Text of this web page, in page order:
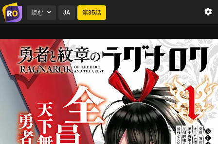
読む JA 第35話